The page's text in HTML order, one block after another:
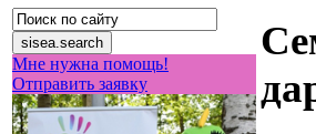
Мне нужна помощь!
Отправить заявку